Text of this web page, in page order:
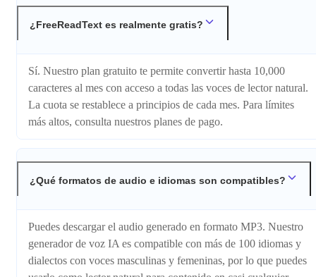
¿FreeReadText es realmente gratis?
Sí. Nuestro plan gratuito te permite convertir hasta 10,000
caracteres al mes con acceso a todas las voces de lector natural.
La cuota se restablece a principios de cada mes. Para límites
más altos, consulta nuestros planes de pago.
¿Qué formatos de audio e idiomas son compatibles?
Puedes descargar el audio generado en formato MP3. Nuestro
generador de voz IA es compatible con más de 100 idiomas y
dialectos con voces masculinas y femeninas, por lo que puedes